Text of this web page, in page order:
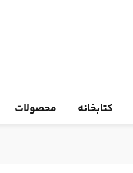
کتابخانه محصولات